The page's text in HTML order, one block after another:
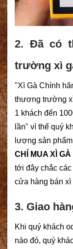
2. Đã có
trường xì
"Xì Gà Chính
thương trường
1 khách đến
lần" vì thế quý
lượng sản
CHỈ MUA XÌ
tới đây chắc
cửa hàng bán xì
3. Giao
Khi quý khách
nào đó, quý